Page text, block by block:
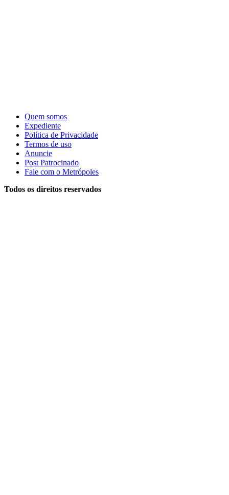
Quem somos
Expediente
Política de Privacidade
Termos de uso
Anuncie
Post Patrocinado
Fale com o Metrópoles
Todos os direitos reservados